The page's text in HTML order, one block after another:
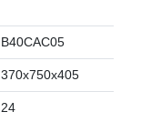
B40CAC05
370x750x405
24